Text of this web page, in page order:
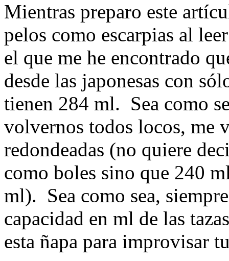
Mientras preparo este
pelos como escarpias al
el que me he encontrado
desde las japonesas con
tienen 284 ml. Sea como
volvernos todos locos, me
redondeadas (no quiere
como boles sino que 240
ml). Sea como sea,
capacidad en ml de las
esta ñapa para improvisar